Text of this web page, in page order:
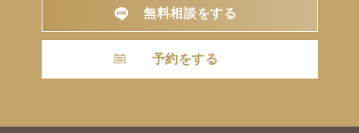
無料相談をする
予約をする